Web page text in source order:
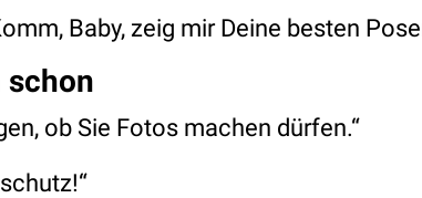
Baby, zeig mir Deine besten
schon
ob Sie Fotos machen dürfen.“